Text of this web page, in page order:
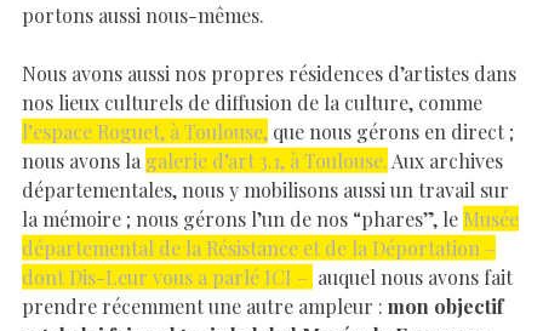
portons aussi nous-mêmes.
Nous avons aussi nos propres résidences d’artistes dans
nos lieux culturels de diffusion de la culture, comme
l’espace Roguet, à Toulouse, que nous gérons en direct ;
nous avons la galerie d’art 3.1, à Toulouse. Aux archives
départementales, nous y mobilisons aussi un travail sur
la mémoire ; nous gérons l’un de nos “phares”, le Musée
départemental de la Résistance et de la Déportation –
dont Dis-Leur vous a parlé ICI – auquel nous avons fait
prendre récemment une autre ampleur : mon objectif